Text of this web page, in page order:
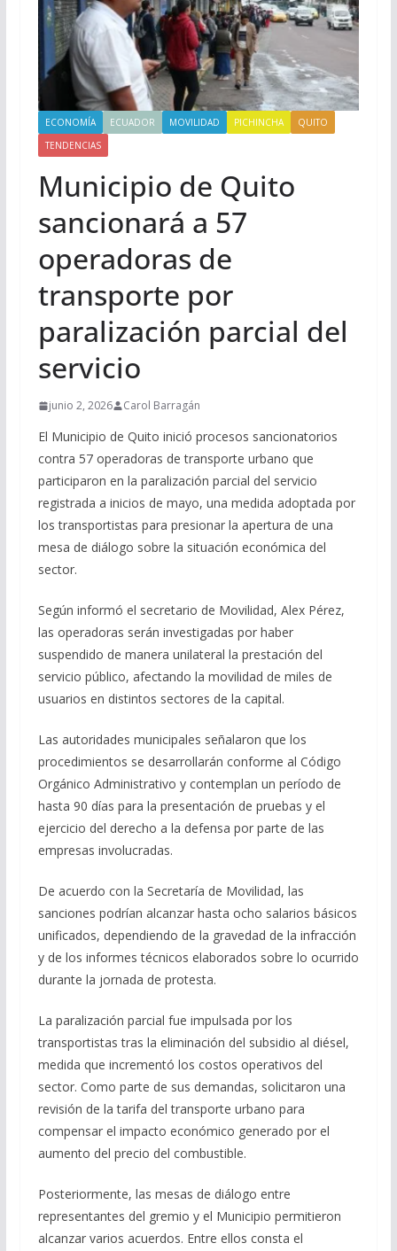
ECONOMÍA ECUADOR MOVILIDAD PICHINCHA
QUITO
TENDENCIAS
Municipio de Quito
sancionará a 57
operadoras de
transporte por
paralización parcial del
servicio
junio 2, 2026 Carol Barragán
El Municipio de Quito inició procesos sancionatorios
contra 57 operadoras de transporte urbano que
participaron en la paralización parcial del servicio
registrada a inicios de mayo, una medida adoptada por
los transportistas para presionar la apertura de una
mesa de diálogo sobre la situación económica del
sector.
Según informó el secretario de Movilidad, Alex Pérez,
las operadoras serán investigadas por haber
suspendido de manera unilateral la prestación del
servicio público, afectando la movilidad de miles de
usuarios en distintos sectores de la capital.
Las autoridades municipales señalaron que los
procedimientos se desarrollarán conforme al Código
Orgánico Administrativo y contemplan un período de
hasta 90 días para la presentación de pruebas y el
ejercicio del derecho a la defensa por parte de las
empresas involucradas.
De acuerdo con la Secretaría de Movilidad, las
sanciones podrían alcanzar hasta ocho salarios básicos
unificados, dependiendo de la gravedad de la infracción
y de los informes técnicos elaborados sobre lo ocurrido
durante la jornada de protesta.
La paralización parcial fue impulsada por los
transportistas tras la eliminación del subsidio al diésel,
medida que incrementó los costos operativos del
sector. Como parte de sus demandas, solicitaron una
revisión de la tarifa del transporte urbano para
compensar el impacto económico generado por el
aumento del precio del combustible.
Posteriormente, las mesas de diálogo entre
representantes del gremio y el Municipio permitieron
alcanzar varios acuerdos. Entre ellos consta el